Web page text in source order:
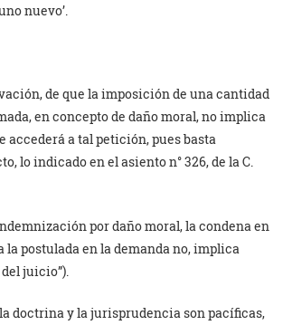
nuevo’.
de que la imposición de una cantidad
en concepto de daño moral, no implica
accederá a tal petición, pues basta
lo indicado en el asiento n° 326, de la C.
por daño moral, la condena en
postulada en la demanda no, implica
juicio”).
doctrina y la jurisprudencia son pacíficas,